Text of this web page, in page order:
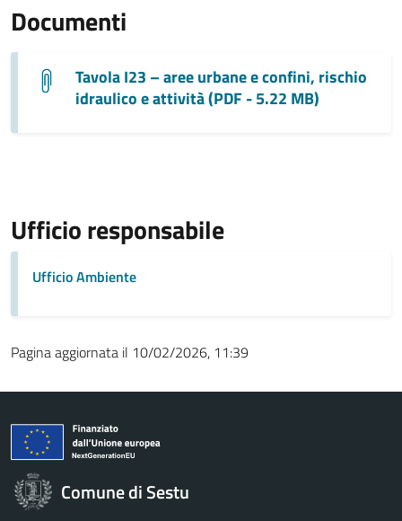
Documenti
Tavola I23 – aree urbane e confini, rischio
idraulico e attività (PDF - 5.22 MB)
Ufficio responsabile
Ufficio Ambiente
Pagina aggiornata il 10/02/2026, 11:39
Comune di Sestu